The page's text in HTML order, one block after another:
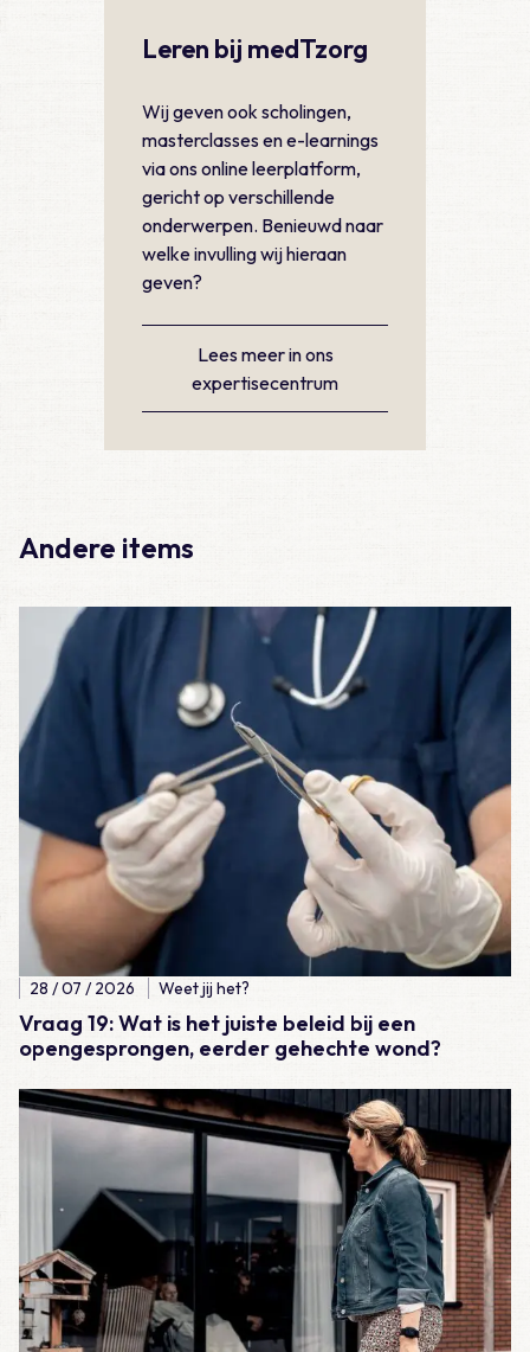
Leren bij medTzorg
Wij geven ook scholingen,
masterclasses en e-learnings
via ons online leerplatform,
gericht op verschillende
onderwerpen. Benieuwd naar
welke invulling wij hieraan
geven?
Lees meer in ons
expertisecentrum
Andere items
Vraag 19: Wat is het juiste beleid bij een
opengesprongen, eerder gehechte wond?
28 / 07 / 2026 Weet jij het?
Lees meer over Vraag 19: Wat is het juiste beleid bij een
Lees meer over Vraag 18: Wat is het juiste beleid bij een